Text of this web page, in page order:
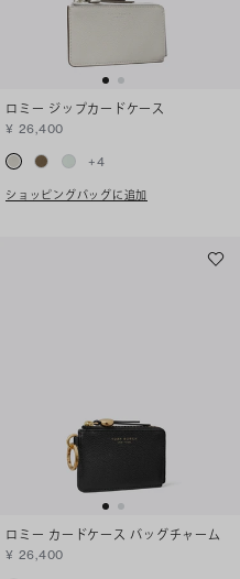
ロミー ジップカードケース
¥ 26,400
+4
ショッピングバッグに追加
ロミー カードケース バッグチャーム
¥ 26,400